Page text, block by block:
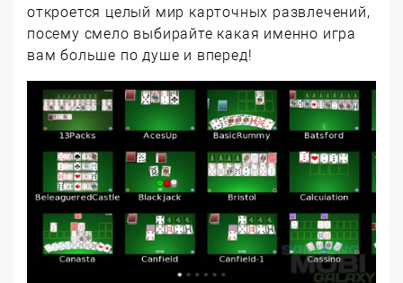
откроется целый мир карточных развлечений,
посему смело выбирайте какая именно игра
вам больше по душе и вперед!